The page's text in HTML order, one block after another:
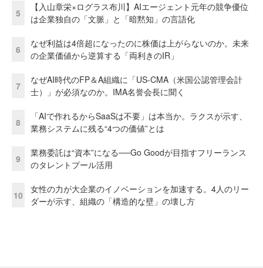
5
【入山章栄×ログラス布川】AIエージェント元年の競争優位
は企業独自の「文脈」と「暗黙知」の言語化
6
なぜ利益は4倍超になったのに株価は上がらないのか。未来
の企業価値から逆算する「両利きのIR」
7
なぜAI時代のFP＆A組織に「US-CMA（米国公認管理会計
士）」が必須なのか。IMA名誉会長に聞く
8
「AIで作れるからSaaSは不要」は本当か。ラクスが示す、
業務システムに残る“4つの価値”とは
9
業務委託は“資本”になる──Go Goodが目指すフリーランス
のタレントプール活用
10
女性の力が大企業のイノベーションを加速する。4人のリー
ダーが示す、組織の「構造的な壁」の壊し方